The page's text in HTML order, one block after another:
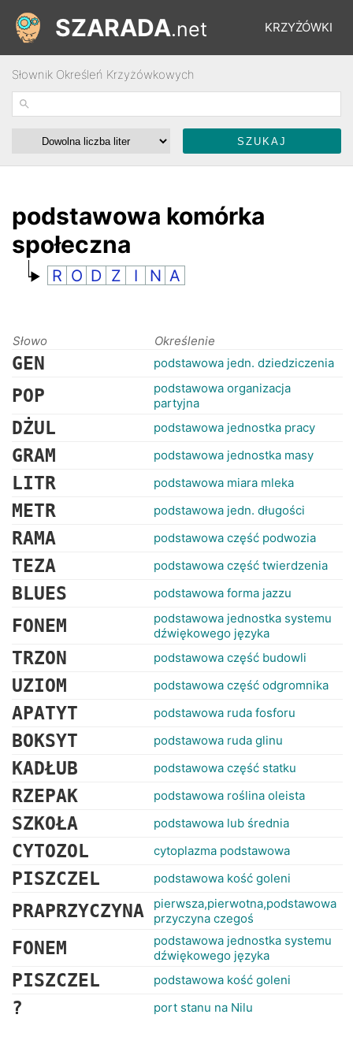
KRZYŻÓWKI
ŁAMIGŁÓWKI
RANKINGI
SZARADA.net
Słownik Określeń Krzyżówkowych
podstawowa komórka
społeczna
R O D Z I N A
Słowo Określenie
GEN podstawowa jedn. dziedziczenia
POP
podstawowa organizacja
partyjna
DŻUL podstawowa jednostka pracy
GRAM podstawowa jednostka masy
LITR podstawowa miara mleka
METR podstawowa jedn. długości
RAMA podstawowa część podwozia
TEZA podstawowa część twierdzenia
BLUES podstawowa forma jazzu
FONEM
podstawowa jednostka systemu
dźwiękowego języka
TRZON podstawowa część budowli
UZIOM podstawowa część odgromnika
APATYT podstawowa ruda fosforu
BOKSYT podstawowa ruda glinu
KADŁUB podstawowa część statku
RZEPAK podstawowa roślina oleista
SZKOŁA podstawowa lub średnia
CYTOZOL cytoplazma podstawowa
PISZCZEL podstawowa kość goleni
PRAPRZYCZYNA
pierwsza,pierwotna,podstawowa
przyczyna czegoś
FONEM
podstawowa jednostka systemu
dźwiękowego języka
PISZCZEL podstawowa kość goleni
? port stanu na Nilu